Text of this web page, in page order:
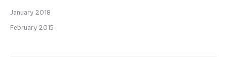
January 2018
February 2015